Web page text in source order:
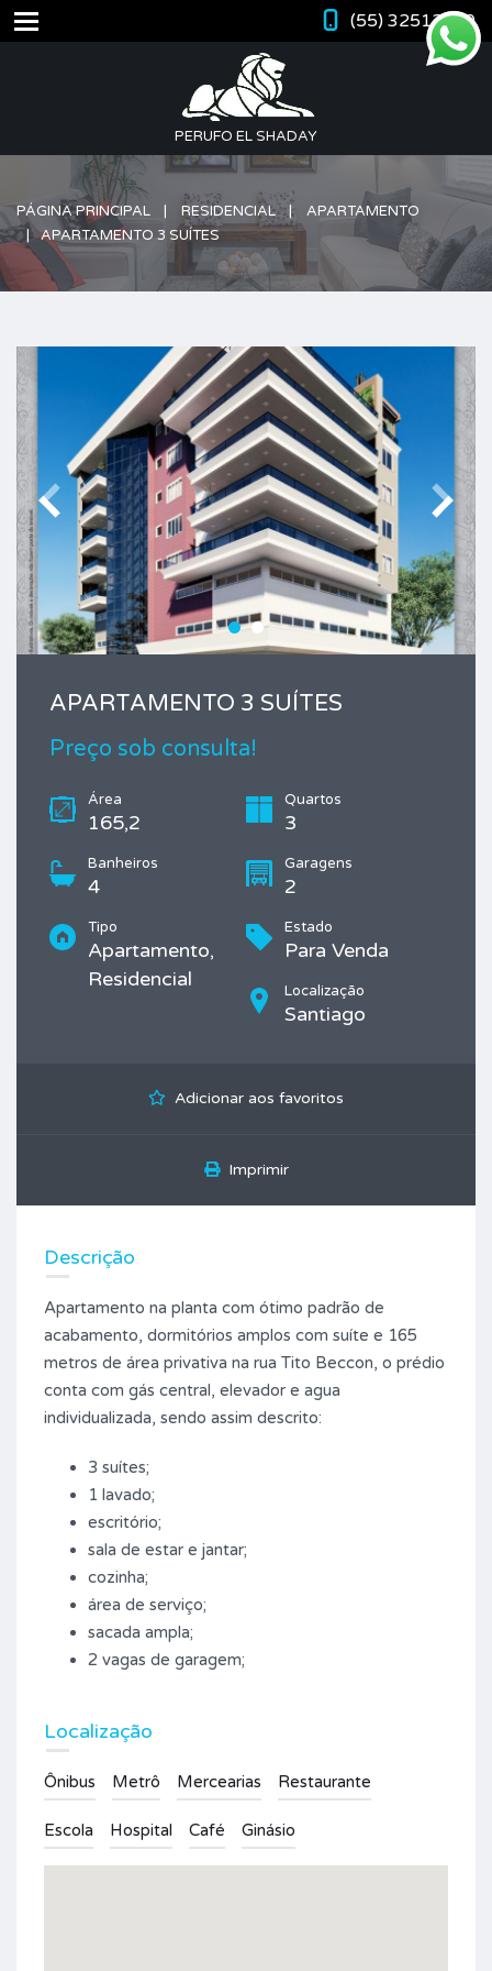
(55) 32512420
PERUFO EL SHADAY
PÁGINA PRINCIPAL RESIDENCIAL
APARTAMENTO
APARTAMENTO 3 SUÍTES
APARTAMENTO 3 SUÍTES
Preço sob consulta!
Área
165,2
Quartos
3
Banheiros
4
Garagens
2
Tipo
Apartamento,
Residencial
Estado
Para Venda
Localização
Santiago
Adicionar aos favoritos
Imprimir
Descrição
Apartamento na planta com ótimo padrão de
acabamento, dormitórios amplos com suíte e 165
metros de área privativa na rua Tito Beccon, o prédio
conta com gás central, elevador e agua
individualizada, sendo assim descrito:
3 suítes;
1 lavado;
escritório;
sala de estar e jantar;
cozinha;
área de serviço;
sacada ampla;
2 vagas de garagem;
Localização
Ônibus Metrô Mercearias Restaurante
Escola Hospital Café Ginásio